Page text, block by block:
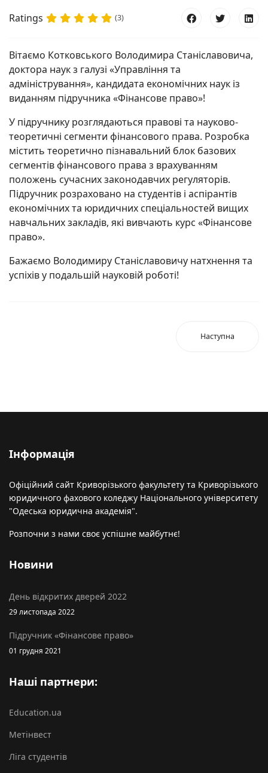
Ratings (3)
Вітаємо Котковського Володимира Станіславовича,
доктора наук з галузі «Управління та
адміністрування», кандидата економічних наук із
виданням підручника «Фінансове право»!
У підручнику розглядаються правові та науково-
теоретичні сегменти фінансового права. Розробка
містить теоретично пізнавальний блок базових
сегментів фінансового права з врахуванням
положень сучасних законодавчих регуляторів.
Підручник розраховано на студентів і аспірантів
економічних та юридичних спеціальностей вищих
навчальних закладів, які вивчають курс «Фінансове
право».
Бажаємо Володимиру Станіславовичу натхнення та
успіхів у подальшій науковій роботі!
Наступна
Інформація
Офіційний сайт Криворізького факультету та Криворізького
юридичного фахового коледжу Національного університету
"Одеська юридична академія".
Розпочни з нами своє успішне майбутнє!
Новини
День відкритих дверей 2022
29 листопада 2022
Підручник «Фінансове право»
01 грудня 2021
Наші партнери:
Education.ua
Метінвест
Ліга студентів